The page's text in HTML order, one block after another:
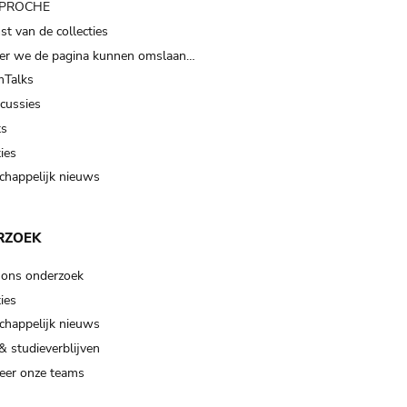
van de collecties
we de pagina kunnen omslaan…
nieuws
onderzoek
nieuws
studieverblijven
onze teams